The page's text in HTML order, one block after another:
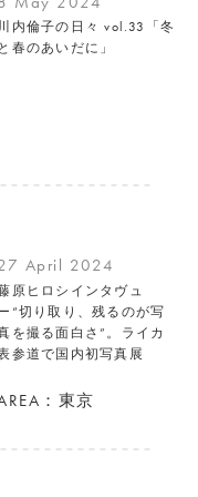
内倫子の日々 vol.33「冬
と春のあいだに」
April 2024
原ヒロシインタヴュ
“切り取り、残るのが写
を撮る面白さ”。ライカ
参道で国内初写真展
：東京